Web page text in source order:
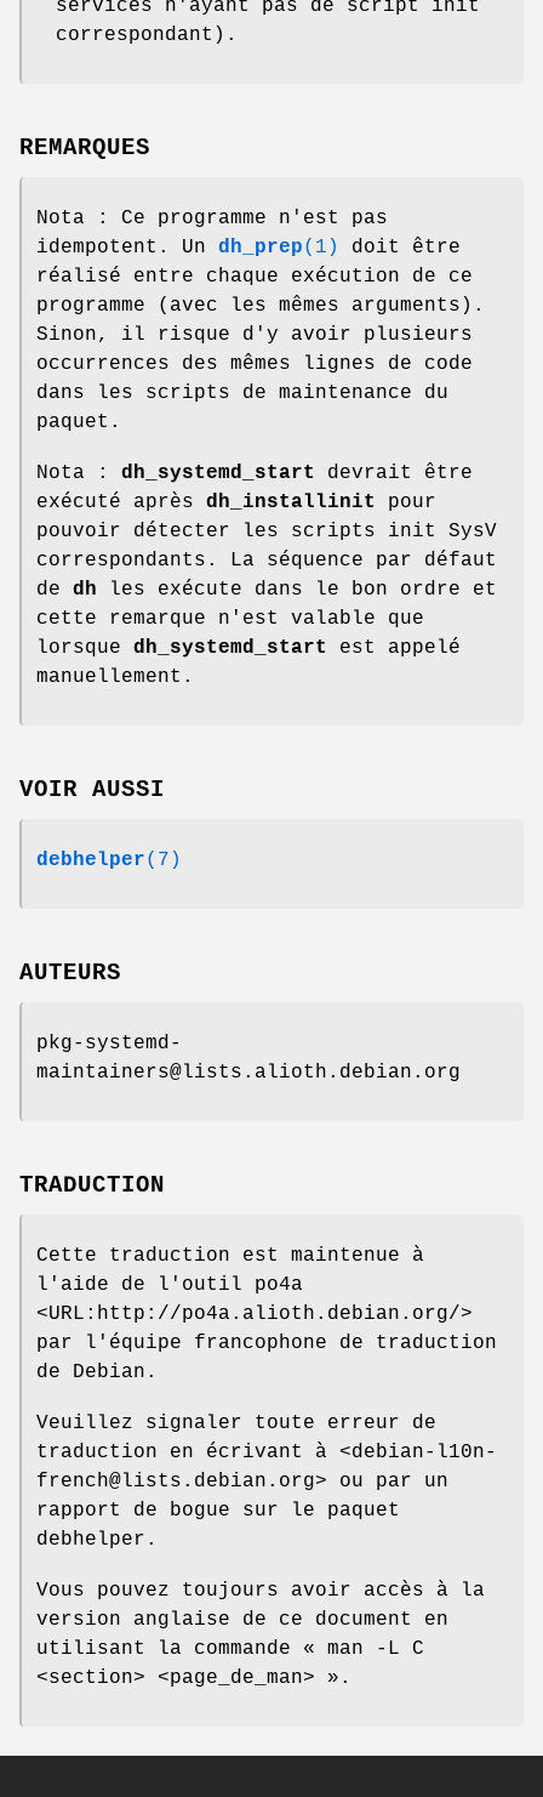
services n'ayant pas de script init
correspondant).
REMARQUES
Nota : Ce programme n'est pas
idempotent. Un dh_prep(1)
doit être
réalisé entre chaque exécution de ce
programme (avec les mêmes arguments).
Sinon, il risque d'y avoir plusieurs
occurrences des mêmes lignes de code
dans les scripts de maintenance du
paquet.
Nota : dh_systemd_start
devrait être
exécuté après dh_installinit
pour
pouvoir détecter les scripts init SysV
correspondants. La séquence par défaut
de dh les exécute dans le bon ordre et
cette remarque n'est valable que
lorsque dh_systemd_start
est appelé
manuellement.
VOIR AUSSI
debhelper(7)
AUTEURS
pkg-systemd-
maintainers@lists.alioth.debian.org
TRADUCTION
Cette traduction est maintenue à
l'aide de l'outil po4a
<URL:http://po4a.alioth.debian.org/>
par l'équipe francophone de traduction
de Debian.
Veuillez signaler toute erreur de
traduction en écrivant à <debian-l10n-
french@lists.debian.org> ou par un
rapport de bogue sur le paquet
debhelper.
Vous pouvez toujours avoir accès à la
version anglaise de ce document en
utilisant la commande « man -L C
<section> <page_de_man> ».